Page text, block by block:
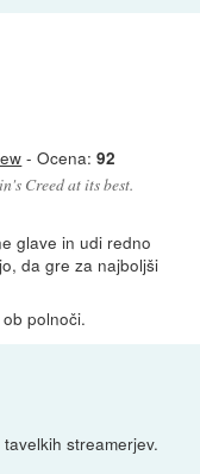
- Ocena:92
Creed at its best.
glave in udi redno
da gre za najboljši
polnoči.
streamerjev.